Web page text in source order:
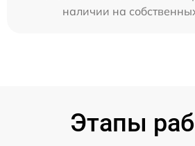
наличии на
Этапы